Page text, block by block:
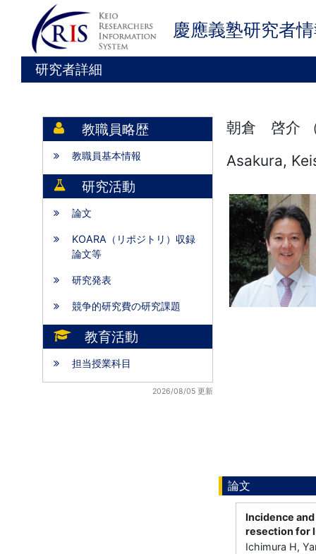
慶應義塾研究者
研究者詳細
教職員略歴
教職員基本情報
研究活動
論文
KOARA（リポジトリ）収録
論文等
研究発表
競争的研究費の研究課題
教育活動
担当授業科目
2026/08/05 更新
朝倉 啓介
Asakura,
論文
Incidence
resection for
Ichimura H,